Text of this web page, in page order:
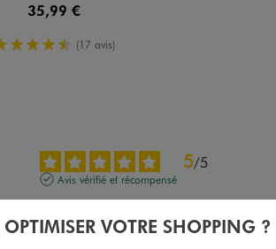
35,99 €
4.5/5 de moyenne
(17 avis)
5/5
Avis vérifié et récompensé
Avis du05/08/2026 , suite à une expérience du
OPTIMISER VOTRE SHOPPING ?